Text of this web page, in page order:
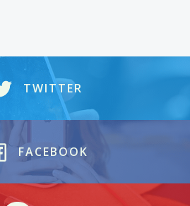
TWITTER
FACEBOOK